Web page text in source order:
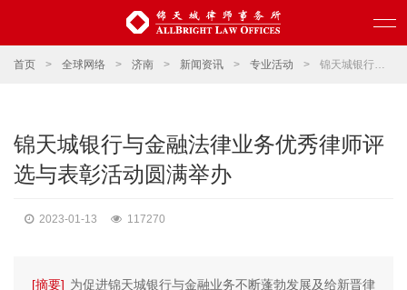
首页 > 全球网络 > 济南 > 新闻资讯 > 专业活动 > 锦天城银行与金融法律业务优秀律师评选与表彰活动圆满举办
锦天城银行与金融法律业务优秀律师评
选与表彰活动圆满举办
2023-01-13 117270
[摘要] 为促进锦天城银行与金融业务不断蓬勃发展及给新晋律